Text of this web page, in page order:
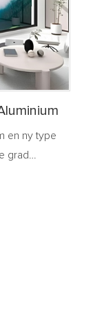
I
Når de
samme
og
en ny type
grad